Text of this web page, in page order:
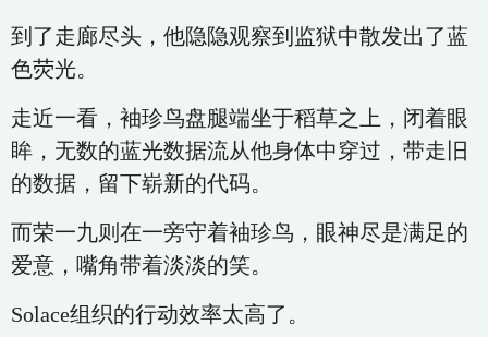
到了走廊尽头，他隐隐观察到监狱中散发出了蓝
色荧光。
走近一看，袖珍鸟盘腿端坐于稻草之上，闭着眼
眸，无数的蓝光数据流从他身体中穿过，带走旧
的数据，留下崭新的代码。
而荣一九则在一旁守着袖珍鸟，眼神尽是满足的
爱意，嘴角带着淡淡的笑。
Solace组织的行动效率太高了。